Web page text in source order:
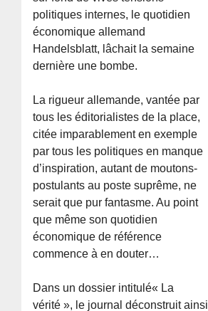
politiques internes, le quotidien
économique allemand
Handelsblatt, lâchait la semaine
dernière une bombe.
La rigueur allemande, vantée par
tous les éditorialistes de la place,
citée imparablement en exemple
par tous les politiques en manque
d’inspiration, autant de moutons-
postulants au poste suprême, ne
serait que pur fantasme. Au point
que même son quotidien
économique de référence
commence à en douter…
Dans un dossier intitulé« La
vérité », le journal déconstruit ainsi